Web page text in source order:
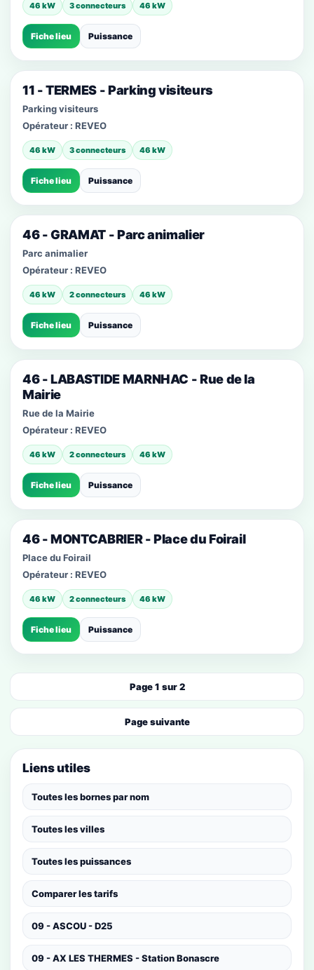
46 kW 3 connecteurs 46 kW
Fiche lieu Puissance
11 - TERMES - Parking visiteurs
Parking visiteurs
Opérateur : REVEO
46 kW 3 connecteurs 46 kW
Fiche lieu Puissance
46 - GRAMAT - Parc animalier
Parc animalier
Opérateur : REVEO
46 kW 2 connecteurs 46 kW
Fiche lieu Puissance
46 - LABASTIDE MARNHAC - Rue de la
Mairie
Rue de la Mairie
Opérateur : REVEO
46 kW 2 connecteurs 46 kW
Fiche lieu Puissance
46 - MONTCABRIER - Place du Foirail
Place du Foirail
Opérateur : REVEO
46 kW 2 connecteurs 46 kW
Fiche lieu Puissance
Page 1 sur 2
Page suivante
Liens utiles
Toutes les bornes par nom
Toutes les villes
Toutes les puissances
Comparer les tarifs
09 - ASCOU - D25
09 - AX LES THERMES - Station Bonascre